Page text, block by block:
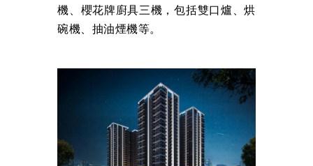
機、櫻花牌廚具三機，包括雙口爐、烘
碗機、抽油煙機等。